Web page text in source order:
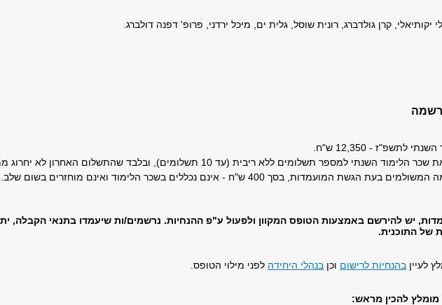
יקותיאלי, קרן גולדברג, רונית שוסל, גלית ים, מיכל ירדני, פרופ' דפנה דולברג.
לתשפ"ז - 12,350 ש"ח.
השנתי למספר תשלומים ללא ריבית (עד 10 תשלומים), ובלבד שהתשלום האחרון לא יחרוג ממועד סיום שנה"ל.
הגשת המועמדות, בסך 400 ש"ח - אינם נכללים בשכר הלימוד ואינם מוחזרים בשום שלב.
יש להירשם באמצעות הטופס המקוון ולפעול ע"פ ההנחיות. נרשמים/ות שיעמדו בתנאי הקבלה,
של התוכנית.
לעיין בהנחיות לרישום וכן בנהלי היחידה לפני מילוי הטופס.
מומלץ להכין מראש: